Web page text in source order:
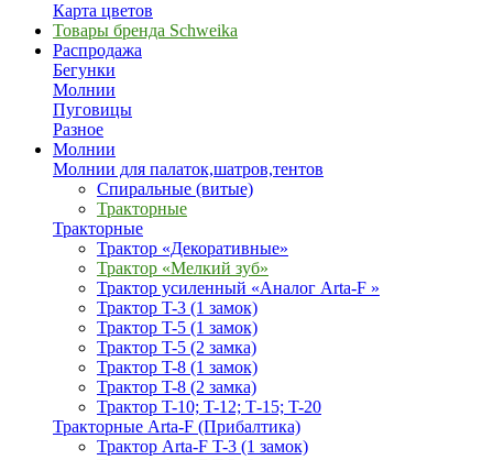
Карта цветов
Товары бренда Schweika
Распродажа
Бегунки
Молнии
Пуговицы
Разное
Молнии
Молнии для палаток,шатров,тентов
Спиральные (витые)
Тракторные
Тракторные
Трактор «Декоративные»
Трактор «Мелкий зуб»
Трактор усиленный «Аналог Arta-F »
Трактор T-3 (1 замок)
Трактор T-5 (1 замок)
Трактор T-5 (2 замка)
Трактор T-8 (1 замок)
Трактор T-8 (2 замка)
Трактор T-10; T-12; Т-15; T-20
Тракторные Arta-F (Прибалтика)
Трактор Arta-F T-3 (1 замок)